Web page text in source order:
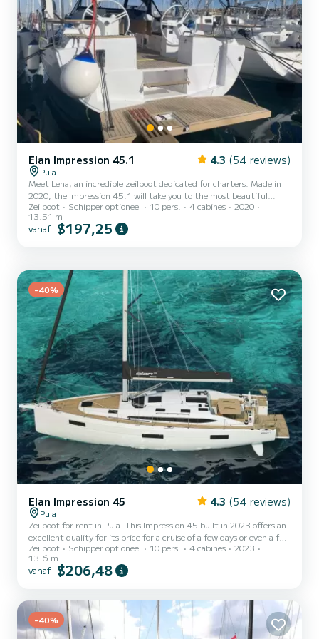
Elan Impression 45.1 4.3 (54 reviews)
Pula
Meet Lena, an incredible zeilboot dedicated for charters. Made in
2020, the Impression 45.1 will take you to the most beautiful
anchorages in Pula. The zeilboot is 14 meters in length with 50
horsepower. The 4 cabins can accommodate 10 passengers when
cruising. Dit Impression 45.1 is uitgerust met2 toilets met douche.
Buitenluidsprekers, USB aansluiting, Plancha, A/C, Achter...
Zeilboot Schipper optioneel 10 pers. 4 cabines
2020
13.51 m
vanaf $197,25
-40%
Elan Impression 45 4.3 (54 reviews)
Pula
Zeilboot for rent in Pula. This Impression 45 built in 2023 offers an
excellent quality for its price for a cruise of a few days or even a few
weeks. You are going to have an exceptional cruise on this zeilboot
of 14 meters. You will be able to accommodate up to 10 passengers
when cruising and take advantage of its 4 cabins with total
fridge, Plancha, Zonnepaneel...
Zeilboot Schipper optioneel 10 pers. 4 cabines
2023
13.6 m
vanaf $206,48
-40%